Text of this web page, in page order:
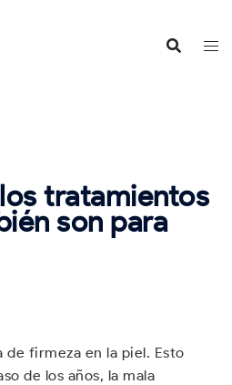
tratamientos
son para
de firmeza en la piel. Esto
de los años, la mala